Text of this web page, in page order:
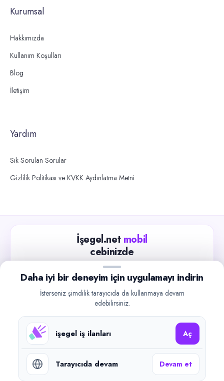
Kurumsal
Hakkımızda
Kullanım Koşulları
Blog
İletişim
Yardım
Sık Sorulan Sorular
Gizlilik Politikası ve KVKK Aydınlatma Metni
İşegel.net mobil
cebinizde
Güncel iş ilanlarını takip edin, işverenlerle hızlıca
iletişime geçin.
Google Play
©2026işegel.net. Tüm hakları saklıdır.
Daha iyi bir deneyim için uygulamayı indirin
İsterseniz şimdilik tarayıcıda da kullanmaya devam
edebilirsiniz.
işegel iş ilanları Aç
Tarayıcıda devam Devam et